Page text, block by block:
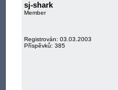
sj-shark
Member
Registrován: 03.03.2003
Příspěvků: 385